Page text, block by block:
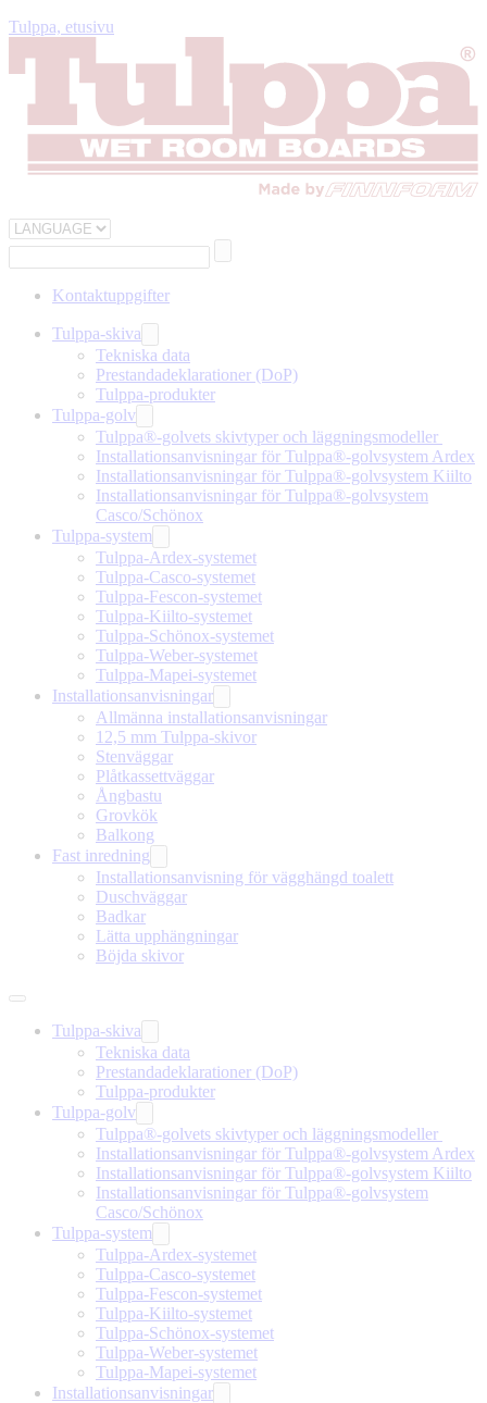
Tulppa, etusivu
Kontaktuppgifter
Tulppa-skiva
Tekniska data
Prestandadeklarationer (DoP)
Tulppa-produkter
Tulppa-golv
Tulppa®-golvets skivtyper och läggningsmodeller
Installationsanvisningar för Tulppa®-golvsystem Ardex
Installationsanvisningar för Tulppa®-golvsystem Kiilto
Installationsanvisningar för Tulppa®-golvsystem
Casco/Schönox
Tulppa-system
Tulppa-Ardex-systemet
Tulppa-Casco-systemet
Tulppa-Fescon-systemet
Tulppa-Kiilto-systemet
Tulppa-Schönox-systemet
Tulppa-Weber-systemet
Tulppa-Mapei-systemet
Installationsanvisningar
Allmänna installationsanvisningar
12,5 mm Tulppa-skivor
Stenväggar
Plåtkassettväggar
Ångbastu
Grovkök
Balkong
Fast inredning
Installationsanvisning för vägghängd toalett
Duschväggar
Badkar
Lätta upphängningar
Böjda skivor
Tulppa-skiva
Tekniska data
Prestandadeklarationer (DoP)
Tulppa-produkter
Tulppa-golv
Tulppa®-golvets skivtyper och läggningsmodeller
Installationsanvisningar för Tulppa®-golvsystem Ardex
Installationsanvisningar för Tulppa®-golvsystem Kiilto
Installationsanvisningar för Tulppa®-golvsystem
Casco/Schönox
Tulppa-system
Tulppa-Ardex-systemet
Tulppa-Casco-systemet
Tulppa-Fescon-systemet
Tulppa-Kiilto-systemet
Tulppa-Schönox-systemet
Tulppa-Weber-systemet
Tulppa-Mapei-systemet
Installationsanvisningar